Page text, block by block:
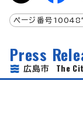
ページ番号
Press
広島市 The